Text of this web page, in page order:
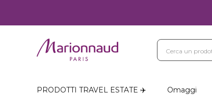
PRODOTTI TRAVEL ESTATE ✈️ Omaggi